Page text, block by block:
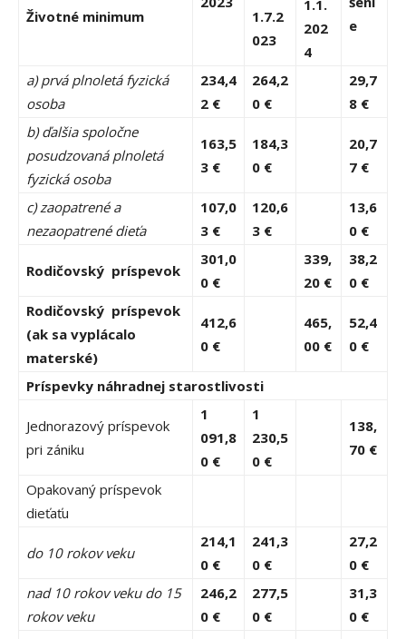
e
Životné minimum
1.7.2
023
1.1.
202
4
a) prvá plnoletá fyzická
osoba
234,4
2 €
264,2
0 €
29,7
8 €
b) ďalšia spoločne
posudzovaná plnoletá
fyzická osoba
163,5
3 €
184,3
0 €
20,7
7 €
c) zaopatrené a
nezaopatrené dieťa
107,0
3 €
120,6
3 €
13,6
0 €
Rodičovský príspevok
301,0
0 €
339,
20 €
38,2
0 €
Rodičovský príspevok
(ak sa vyplácalo
materské)
412,6
0 €
465,
00 €
52,4
0 €
Príspevky náhradnej starostlivosti
Jednorazový príspevok
pri zániku
1
091,8
0 €
1
230,5
0 €
138,
70 €
Opakovaný príspevok
dieťaťu
do 10 rokov veku
214,1
0 €
241,3
0 €
27,2
0 €
nad 10 rokov veku do 15
rokov veku
246,2
0 €
277,5
0 €
31,3
0 €